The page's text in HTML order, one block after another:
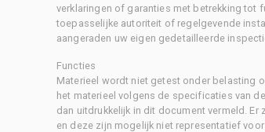
verklaringen of garanties met betrekking tot
toepasselijke autoriteit of regelgevende
aangeraden uw eigen gedetailleerde
Functies
Materieel wordt niet getest onder belasting
het materieel volgens de specificaties van
dan uitdrukkelijk in dit document vermeld.
en deze zijn mogelijk niet representatief